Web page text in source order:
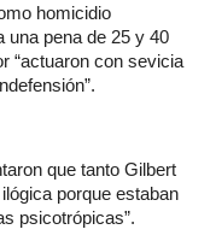
homicidio
una pena de 25 y 40
“actuaron con sevicia
que tanto Gilbert
porque estaban
psicotrópicas”.